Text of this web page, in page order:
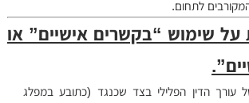
לתחום.
על שימוש “בקשרים אישיים” או
עורך הדין הפלילי בצד שכנגד (כתובע במפלג